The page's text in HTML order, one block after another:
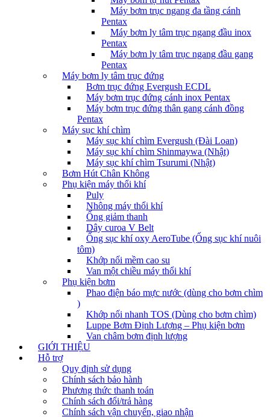
Máy bơm trục ngang đa tầng cánh
Pentax
Máy bơm ly tâm trục ngang đầu inox
Pentax
Máy bơm ly tâm trục ngang đầu gang
Pentax
Máy bơm ly tâm trục đứng
Bơm trục đứng Evergush ECDL
Máy bơm trục đứng cánh inox Pentax
Máy bơm trục đứng thân gang cánh đồng
Pentax
Máy sục khí chìm
Máy sục khí chìm Evergush (Đài Loan)
Máy sục khí chìm Shinmaywa (Nhật)
Máy sục khí chìm Tsurumi (Nhật)
Bơm Hút Chân Không
Phụ kiện máy thổi khí
Puly
Nhông máy thổi khí
Ống giảm thanh
Dây curoa V Belt
Ống sục khí oxy AeroTube (Ống sục khí nuôi
tôm)
Khớp nối mềm cao su
Van một chiều máy thổi khí
Phụ kiện bơm
Phao điện báo mực nước (dùng cho bơm chìm
)
Khớp nối nhanh TOS (Dùng cho bơm chìm)
Luppe Bơm Định Lượng – Phụ kiện bơm
Van châm bơm định lượng
GIỚI THIỆU
Hỗ trợ
Quy định sử dụng
Chính sách bảo hành
Phương thức thanh toán
Chính sách đổi/trả hàng
Chính sách vận chuyển, giao nhận